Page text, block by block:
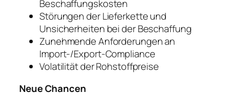
Beschaffungskosten
Störungen der Lieferkette und
Unsicherheiten bei der Beschaffung
Zunehmende Anforderungen an
Import-/Export-Compliance
Volatilität der Rohstoffpreise
Neue Chancen